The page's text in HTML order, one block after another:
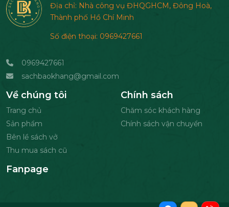
Địa chỉ: Nhà công vụ ĐHQGHCM, Đông Hoà,
Thành phố Hồ Chí Minh
Số điện thoại: 0969427661
0969427661
sachbaokhang@gmail.com
Về chúng tôi
Trang chủ
Sản phẩm
Bên lề sách vở
Thu mua sách cũ
Chính sách
Chăm sóc khách hàng
Chính sách vận chuyển
Fanpage